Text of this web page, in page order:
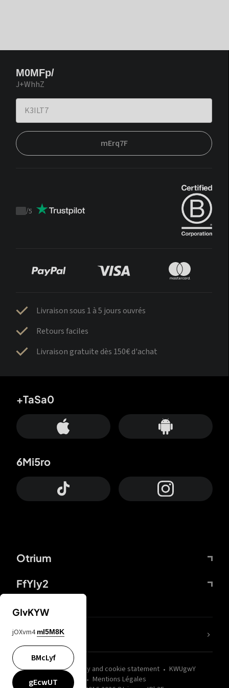
M0MFp/
J+WhhZ
mErq7F
Trustpilot
/5
Livraison sous 1 à 5 jours ouvrés
Retours faciles
Livraison gratuite dès 150€ d'achat
Otrium
FfYIy2
+TaSa0
6Mi5ro
wZQPfd Privacy and cookie statement
KWUgwY
Mentions Légales
nLC6tu
GIvKYW
jOXvm4 mI5M8K
BMcLyf
gEcwUT